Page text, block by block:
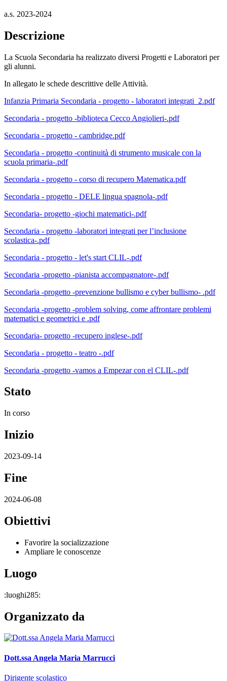
a.s. 2023-2024
Descrizione
La Scuola Secondaria ha realizzato diversi Progetti e Laboratori per
gli alunni.
In allegato le schede descrittive delle Attività.
Infanzia Primaria Secondaria - progetto - laboratori integrati_2.pdf
Secondaria - progetto -biblioteca Cecco Angiolieri-.pdf
Secondaria - progetto - cambridge.pdf
Secondaria - progetto -continuità di strumento musicale con la
scuola primaria-.pdf
Secondaria - progetto - corso di recupero Matematica.pdf
Secondaria - progetto - DELE lingua spagnola-.pdf
Secondaria- progetto -giochi matematici-.pdf
Secondaria - progetto -laboratori integrati per l’inclusione
scolastica-.pdf
Secondaria - progetto - let's start CLIL-.pdf
Secondaria -progetto -pianista accompagnatore-.pdf
Secondaria -progetto -prevenzione bullismo e cyber bullismo- .pdf
Secondaria -progetto -problem solving, come affrontare problemi
matematici e geometrici e .pdf
Secondaria- progetto -recupero inglese-.pdf
Secondaria - progetto - teatro -.pdf
Secondaria -progetto -vamos a Empezar con el CLIL-.pdf
Stato
In corso
Inizio
2023-09-14
Fine
2024-06-08
Obiettivi
Favorire la socializzazione
Ampliare le conoscenze
Luogo
:luoghi285:
Organizzato da
Dott.ssa Angela Maria Marrucci
Dirigente scolastico